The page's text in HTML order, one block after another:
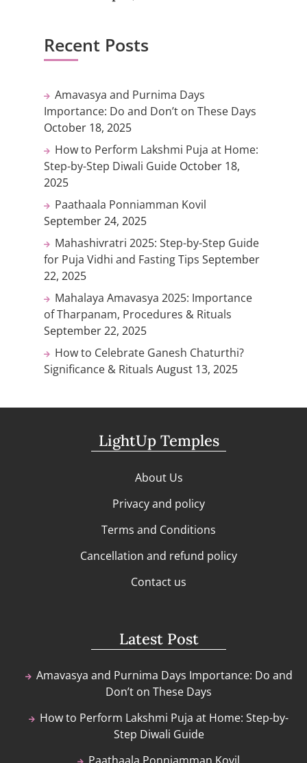
Recent Posts
Amavasya and Purnima Days
Importance: Do and Don’t on These Days
October 18, 2025
How to Perform Lakshmi Puja at Home:
Step-by-Step Diwali Guide October 18,
2025
Paathaala Ponniamman Kovil
September 24, 2025
Mahashivratri 2025: Step-by-Step Guide
for Puja Vidhi and Fasting Tips September
22, 2025
Mahalaya Amavasya 2025: Importance
of Tharpanam, Procedures & Rituals
September 22, 2025
How to Celebrate Ganesh Chaturthi?
Significance & Rituals August 13, 2025
LightUp Temples
About Us
Privacy and policy
Terms and Conditions
Cancellation and refund policy
Contact us
Latest Post
Amavasya and Purnima Days Importance: Do and
Don’t on These Days
How to Perform Lakshmi Puja at Home: Step-by-
Step Diwali Guide